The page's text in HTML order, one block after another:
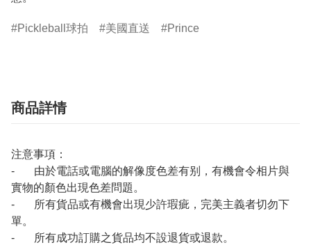
Pickleball球拍 美國直送 Prince
商品詳情
注意事項：
- 由於電話或電腦的解像度色差有别，有機會令相片與
實物的顏色出現色差問題。
- 所有貨品或有機會出現少許瑕疵，完美主義者切勿下
單。
- 所有成功訂購之貨品均不設退貨或退款。